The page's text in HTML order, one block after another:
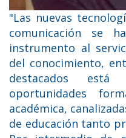
"Las nuevas
comunicación se
instrumento al
del conocimiento,
destacados
oportunidades
académica,
de educación tanto